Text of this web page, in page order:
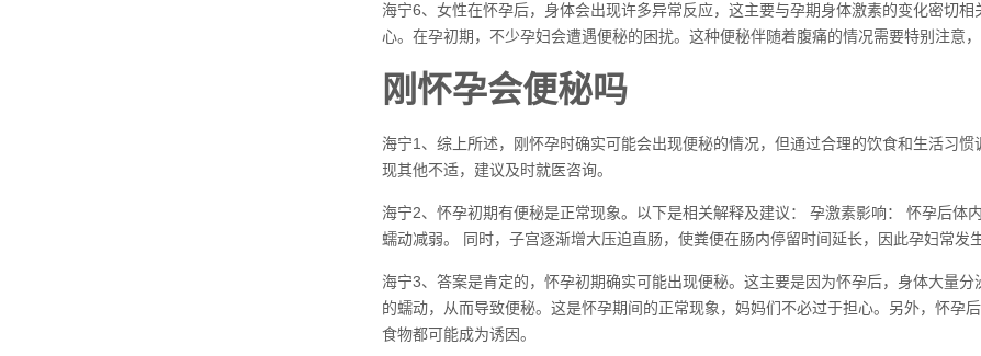
海宁6、女性在怀孕后，身体会出现许多异常反应，这主要与孕期身体激素的变化密切
心。在孕初期，不少孕妇会遭遇便秘的困扰。这种便秘伴随着腹痛的情况需要特别注意
刚怀孕会便秘吗
海宁1、综上所述，刚怀孕时确实可能会出现便秘的情况，但通过合理的饮食和生活习
现其他不适，建议及时就医咨询。
海宁2、怀孕初期有便秘是正常现象。以下是相关解释及建议： 孕激素影响： 怀孕后体
蠕动减弱。 同时，子宫逐渐增大压迫直肠，使粪便在肠内停留时间延长，因此孕妇常发生
海宁3、答案是肯定的，怀孕初期确实可能出现便秘。这主要是因为怀孕后，身体大量
的蠕动，从而导致便秘。这是怀孕期间的正常现象，妈妈们不必过于担心。另外，怀孕
食物都可能成为诱因。